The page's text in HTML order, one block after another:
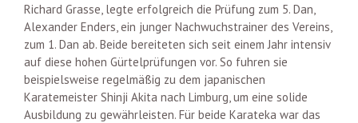
Richard Grasse, legte erfolgreich die Prüfung zum 5. Dan,
Alexander Enders, ein junger Nachwuchstrainer des Vereins,
zum 1. Dan ab. Beide bereiteten sich seit einem Jahr intensiv
auf diese hohen Gürtelprüfungen vor. So fuhren sie
beispielsweise regelmäßig zu dem japanischen
Karatemeister Shinji Akita nach Limburg, um eine solide
Ausbildung zu gewährleisten. Für beide Karateka war das